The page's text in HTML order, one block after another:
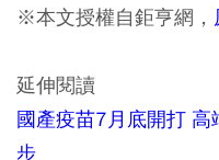
※本文授權自鉅亨網，
延伸閱讀
國產疫苗7月底開打
步